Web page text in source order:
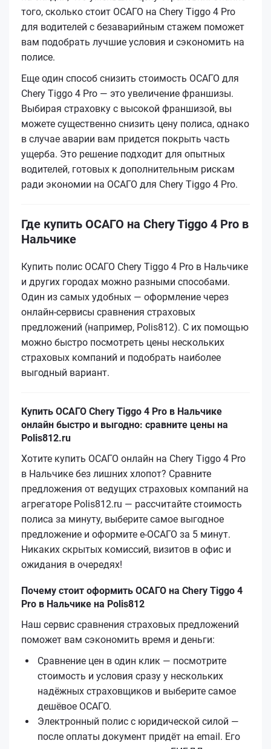
того, сколько стоит ОСАГО на Chery Tiggo 4 Pro
для водителей с безаварийным стажем поможет
вам подобрать лучшие условия и сэкономить на
полисе.
Еще один способ снизить стоимость ОСАГО для
Chery Tiggo 4 Pro — это увеличение франшизы.
Выбирая страховку с высокой франшизой, вы
можете существенно снизить цену полиса, однако
в случае аварии вам придется покрыть часть
ущерба. Это решение подходит для опытных
водителей, готовых к дополнительным рискам
ради экономии на ОСАГО для Chery Tiggo 4 Pro.
Где купить ОСАГО на Chery Tiggo 4 Pro в
Нальчике
Купить полис ОСАГО Chery Tiggo 4 Pro в Нальчике
и других городах можно разными способами.
Один из самых удобных — оформление через
онлайн-сервисы сравнения страховых
предложений (например, Polis812). С их помощью
можно быстро посмотреть цены нескольких
страховых компаний и подобрать наиболее
выгодный вариант.
Купить ОСАГО Chery Tiggo 4 Pro в Нальчике
онлайн быстро и выгодно: сравните цены на
Polis812.ru
Хотите купить ОСАГО онлайн на Chery Tiggo 4 Pro
в Нальчике без лишних хлопот? Сравните
предложения от ведущих страховых компаний на
агрегаторе Polis812.ru — рассчитайте стоимость
полиса за минуту, выберите самое выгодное
предложение и оформите е‑ОСАГО за 5 минут.
Никаких скрытых комиссий, визитов в офис и
ожидания в очередях!
Почему стоит оформить ОСАГО на Chery Tiggo 4
Pro в Нальчике на Polis812
Наш сервис сравнения страховых предложений
поможет вам сэкономить время и деньги:
Сравнение цен в один клик — посмотрите
стоимость и условия сразу у нескольких
надёжных страховщиков и выберите самое
дешёвое ОСАГО.
Электронный полис с юридической силой —
после оплаты документ придёт на email. Его